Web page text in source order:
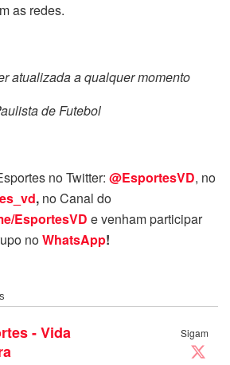
as redes.
atualizada a qualquer momento
de Futebol
no Twitter: @EsportesVD, no
, no Canal do
EsportesVD e venham participar
noWhatsApp!
Sigam
- Vida